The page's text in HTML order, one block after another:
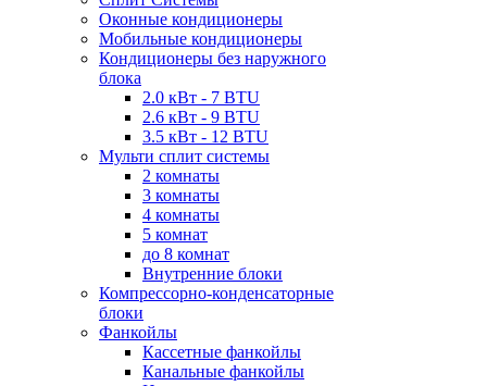
Оконные кондиционеры
Мобильные кондиционеры
Кондиционеры без наружного
блока
2.0 кВт - 7 BTU
2.6 кВт - 9 BTU
3.5 кВт - 12 BTU
Мульти сплит системы
2 комнаты
3 комнаты
4 комнаты
5 комнат
до 8 комнат
Внутренние блоки
Компрессорно-конденсаторные
блоки
Фанкойлы
Кассетные фанкойлы
Канальные фанкойлы